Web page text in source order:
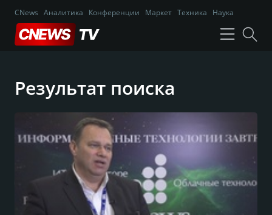
CNews Аналитика Конференции Маркет Техника Наука
Результат поиска